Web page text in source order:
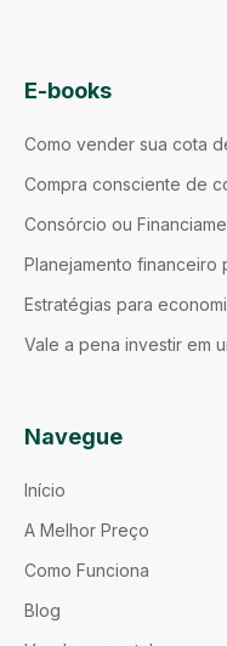
E-books
Como vender sua cota
Compra consciente de
Consórcio ou
Planejamento financeiro
Estratégias para
Vale a pena investir em
Navegue
Início
A Melhor Preço
Como Funciona
Blog